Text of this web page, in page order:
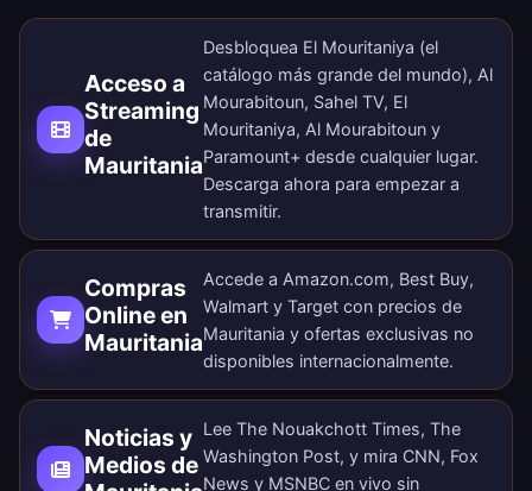
Acceso a
Streaming
de
Mauritania
Desbloquea El Mouritaniya (el
catálogo más grande del mundo), Al
Mourabitoun, Sahel TV, El
Mouritaniya, Al Mourabitoun y
Paramount+ desde cualquier lugar.
Descarga ahora para empezar a
transmitir.
Compras
Online en
Mauritania
Accede a Amazon.com, Best Buy,
Walmart y Target con precios de
Mauritania y ofertas exclusivas no
disponibles internacionalmente.
Noticias y
Medios de
Lee The Nouakchott Times, The
Washington Post, y mira CNN, Fox
News y MSNBC en vivo sin